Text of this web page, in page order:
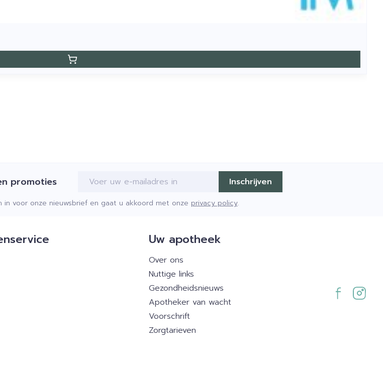
promoties E-mail adres Inschrijven
voor onze nieuwsbrief en gaat u akkoord met onze privacy policy.
Uw apotheek
Over ons
Nuttige links
Gezondheidsnieuws
Apotheker van wacht
Voorschrift
Zorgtarieven